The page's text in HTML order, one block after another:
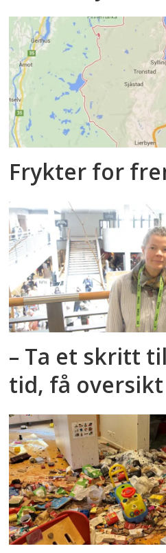
Frykter for
– Ta et skritt
tid, få oversikt